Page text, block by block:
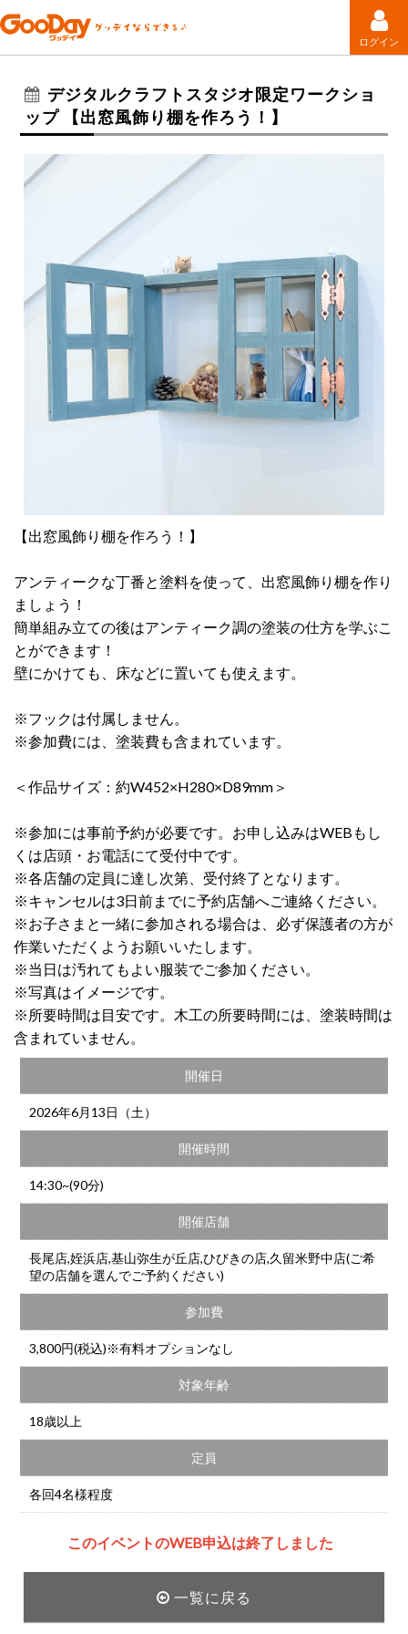
ログイン
デジタルクラフトスタジオ限定ワークショ
ップ 【出窓風飾り棚を作ろう！】
【出窓風飾り棚を作ろう！】
アンティークな丁番と塗料を使って、出窓風飾り棚を作り
ましょう！
簡単組み立ての後はアンティーク調の塗装の仕方を学ぶこ
とができます！
壁にかけても、床などに置いても使えます。
※フックは付属しません。
※参加費には、塗装費も含まれています。
＜作品サイズ：約W452×H280×D89mm＞
※参加には事前予約が必要です。お申し込みはWEBもし
くは店頭・お電話にて受付中です。
※各店舗の定員に達し次第、受付終了となります。
※キャンセルは3日前までに予約店舗へご連絡ください。
※お子さまと一緒に参加される場合は、必ず保護者の方が
作業いただくようお願いいたします。
※当日は汚れてもよい服装でご参加ください。
※写真はイメージです。
※所要時間は目安です。木工の所要時間には、塗装時間は
含まれていません。
開催日
2026年6月13日（土）
開催時間
14:30~(90分)
開催店舗
長尾店,姪浜店,基山弥生が丘店,ひびきの店,久留米野中店(ご希
望の店舗を選んでご予約ください)
参加費
3,800円(税込)※有料オプションなし
対象年齢
18歳以上
定員
各回4名様程度
このイベントのWEB申込は終了しました
一覧に戻る